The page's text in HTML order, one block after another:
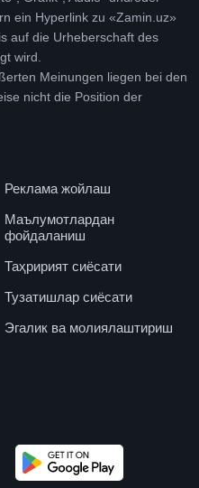
ein Hyperlink zu «Zamin.uz»
auf die Urheberschaft des
wird.
Meinungen liegen bei den
nicht die Position der
Реклама жойлаш
Маълумотлардан
фойдаланиш
Таҳририят сиёсати
Тузатишлар сиёсати
Эгалик ва молиялаштириш